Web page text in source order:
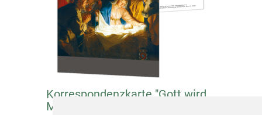
Korrespondenzkarte "Gott wird
Mensch..."